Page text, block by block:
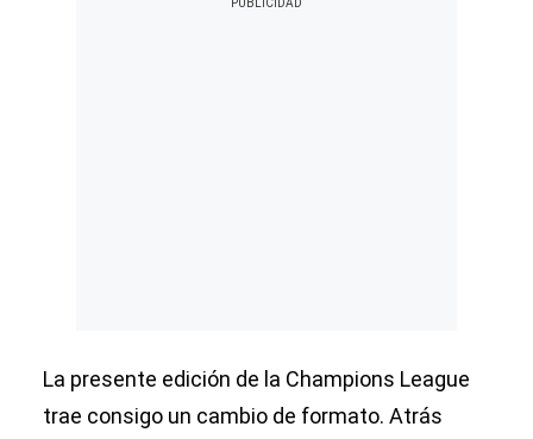
La presente edición de la Champions League
trae consigo un cambio de formato. Atrás